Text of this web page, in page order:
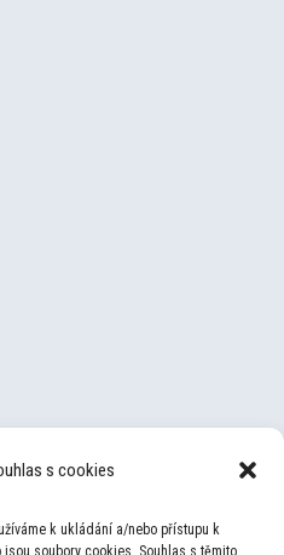
s cookies
k ukládání a/nebo přístupu k
soubory cookies. Souhlas s těmito